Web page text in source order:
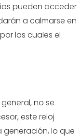
pueden acceder
a calmarse en
las cuales el
no se
este reloj
generación, lo que